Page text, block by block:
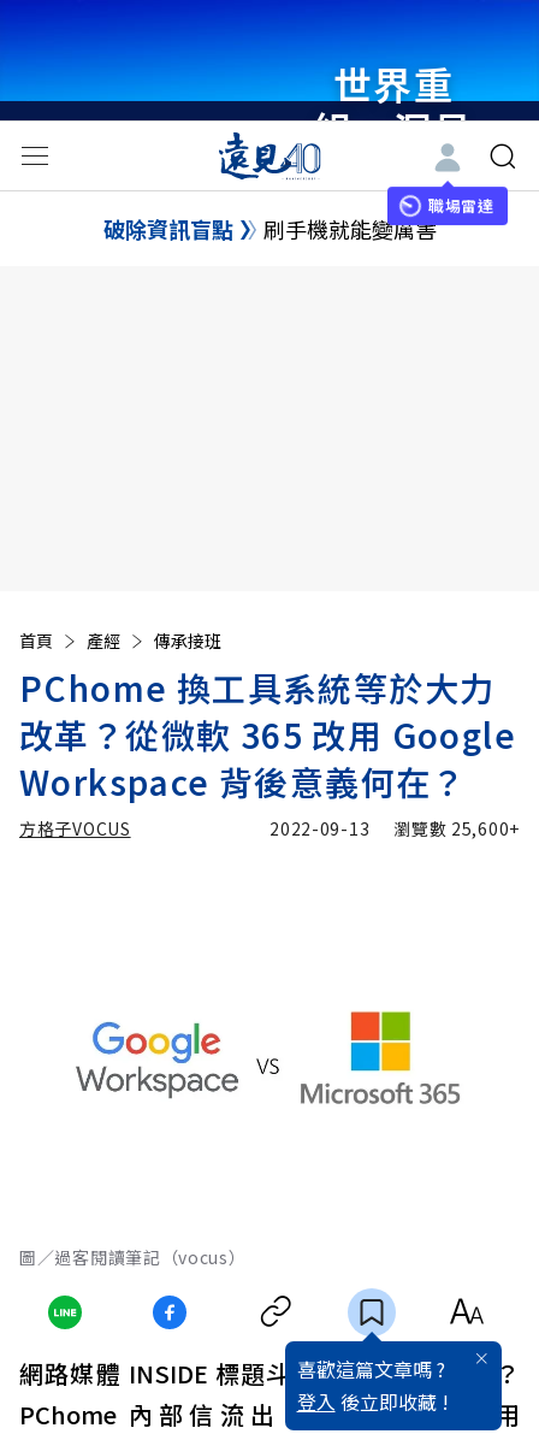
世界重
組・洞見
未來 與
世界領袖
職場雷達
破除資訊盲點 刷手機就能變厲害
首頁 產經 傳承接班
PChome 換工具系統等於大力
改革？從微軟 365 改用 Google
Workspace 背後意義何在？
方格子VOCUS 2022-09-13 瀏覽數 25,600+
圖／過客閱讀筆記（vocus）
喜歡這篇文章嗎 ?
登入 後立即收藏 !
網路媒體 INSIDE 標題斗大寫著「大力改革？
PChome 內部信流出，從微軟 365 改用